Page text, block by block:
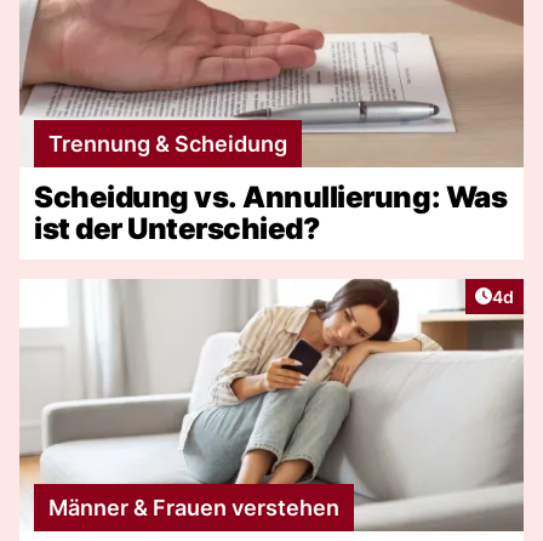
Trennung & Scheidung
Scheidung vs. Annullierung: Was
ist der Unterschied?
4d
Männer & Frauen verstehen